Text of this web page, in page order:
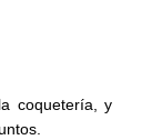
coquetería, y